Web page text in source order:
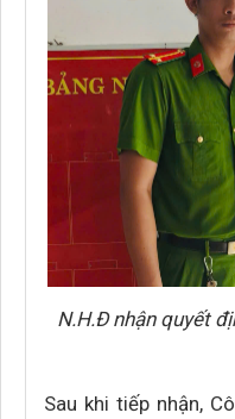
N.H.Đ nhận quyết
Sau khi tiếp nhận,